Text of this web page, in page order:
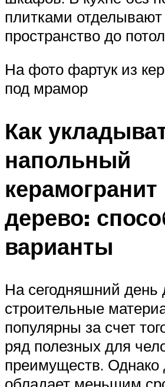
плитками отделывают
пространство до
На фото фартук из
под мрамор
Как
напольный
дерево:
варианты
На сегодняшний день
строительные
популярны за счет
ряд полезных для
преимуществ. Однако